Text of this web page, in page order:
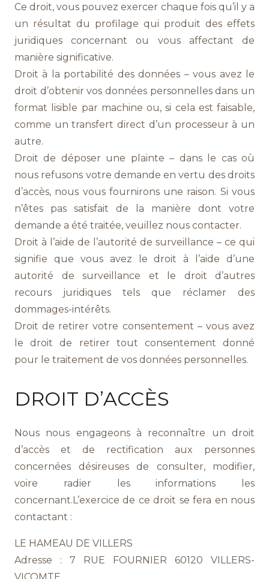
Ce droit, vous pouvez exercer chaque fois qu’il y a
un résultat du profilage qui produit des effets
juridiques concernant ou vous affectant de
manière significative.
Droit à la portabilité des données – vous avez le
droit d’obtenir vos données personnelles dans un
format lisible par machine ou, si cela est faisable,
comme un transfert direct d’un processeur à un
autre.
Droit de déposer une plainte – dans le cas où
nous refusons votre demande en vertu des droits
d’accès, nous vous fournirons une raison. Si vous
n’êtes pas satisfait de la manière dont votre
demande a été traitée, veuillez nous contacter.
Droit à l’aide de l’autorité de surveillance – ce qui
signifie que vous avez le droit à l’aide d’une
autorité de surveillance et le droit d’autres
recours juridiques tels que réclamer des
dommages-intérêts.
Droit de retirer votre consentement – vous avez
le droit de retirer tout consentement donné
pour le traitement de vos données personnelles.
DROIT D’ACCÈS
Nous nous engageons à reconnaître un droit
d’accès et de rectification aux personnes
concernées désireuses de consulter, modifier,
voire radier les informations les
concernant.L’exercice de ce droit se fera en nous
contactant :
LE HAMEAU DE VILLERS
Adresse : 7 RUE FOURNIER 60120 VILLERS-
VICOMTE